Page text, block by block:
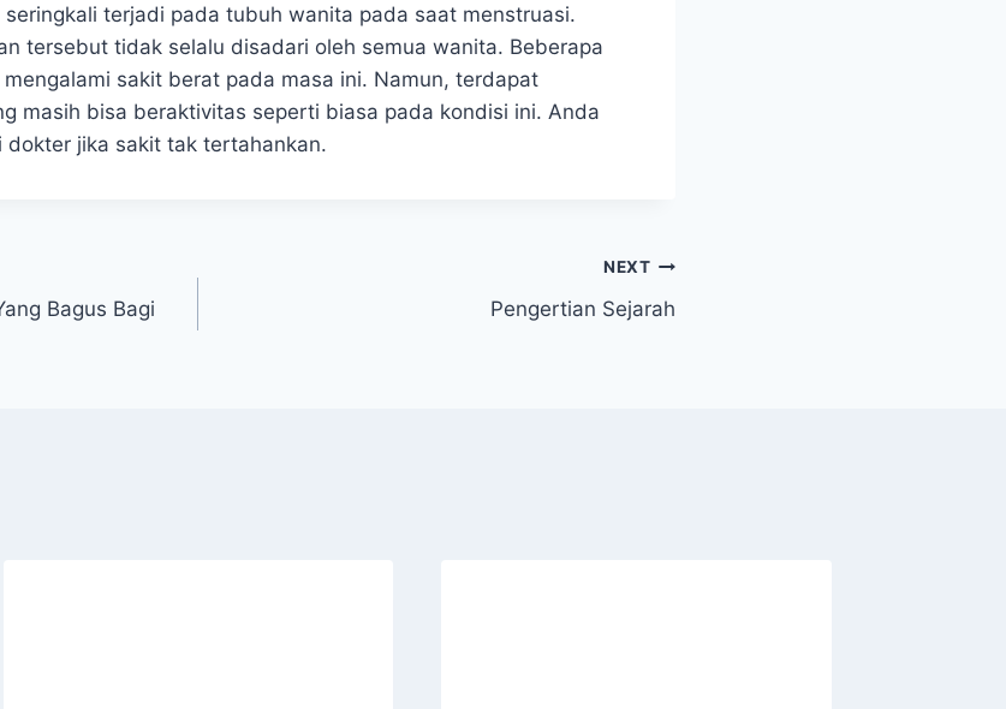
terjadi pada tubuh wanita pada saat menstruasi.
tersebut tidak selalu disadari oleh semua wanita. Beberapa
sakit berat pada masa ini. Namun, terdapat
masih bisa beraktivitas seperti biasa pada kondisi ini. Anda
jika sakit tak tertahankan.
Bagus Bagi
NEXT
Pengertian Sejarah